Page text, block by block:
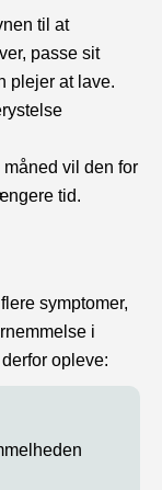
til at
passe sit
plejer at lave.
måned vil den for
tid.
symptomer,
i
opleve: